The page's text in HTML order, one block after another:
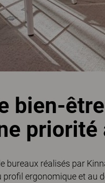
bien-
priorité
bureaux réalisés par
ergonomique et au